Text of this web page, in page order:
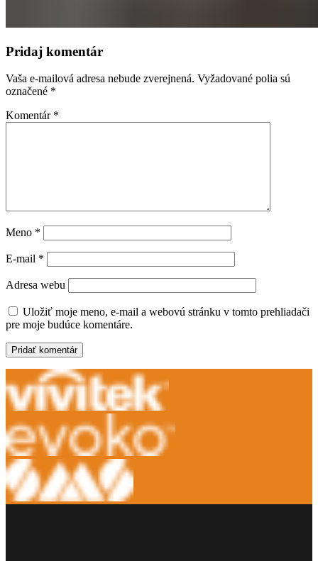
Pridaj komentár
Vaša e-mailová adresa nebude zverejnená. Vyžadované polia sú
označené *
Komentár *
Meno *
E-mail *
Adresa webu
Uložiť moje meno, e-mail a webovú stránku v tomto prehliadači
pre moje budúce komentáre.